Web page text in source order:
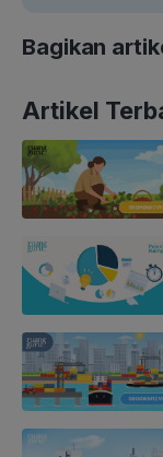
Bagikan
Artikel